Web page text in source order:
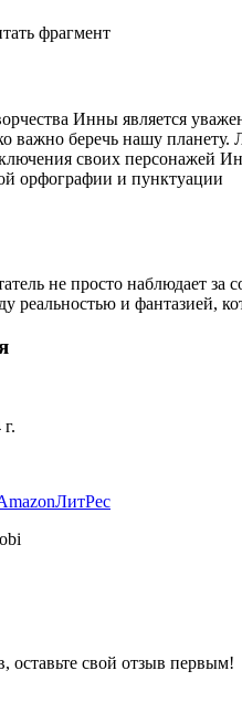
фрагмент
Инны является
важно беречь нашу
своих персонажей
орфографии и пунктуации
не просто наблюдает
реальностью и фантазией,
ЛитРес
оставьте свой отзыв первым!